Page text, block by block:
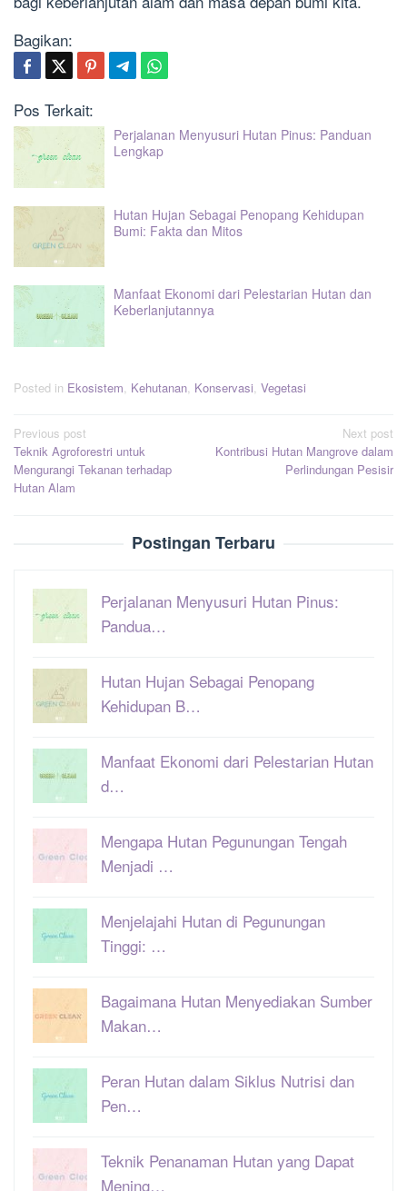
Bagikan:
Pos Terkait:
Perjalanan Menyusuri Hutan Pinus: Panduan
Lengkap
Hutan Hujan Sebagai Penopang Kehidupan
Bumi: Fakta dan Mitos
Manfaat Ekonomi dari Pelestarian Hutan dan
Keberlanjutannya
Posted in Ekosistem Kehutanan Konservasi Vegetasi
Post
navigation
Previous post
Teknik Agroforestri untuk
Mengurangi Tekanan terhadap
Hutan Alam
Next post
Kontribusi Hutan Mangrove dalam
Perlindungan Pesisir
Postingan Terbaru
Perjalanan Menyusuri Hutan Pinus:
Pandua…
Hutan Hujan Sebagai Penopang
Kehidupan B…
Manfaat Ekonomi dari Pelestarian Hutan
d…
Mengapa Hutan Pegunungan Tengah
Menjadi …
Menjelajahi Hutan di Pegunungan
Tinggi: …
Bagaimana Hutan Menyediakan Sumber
Makan…
Peran Hutan dalam Siklus Nutrisi dan
Pen…
Teknik Penanaman Hutan yang Dapat
Mening…